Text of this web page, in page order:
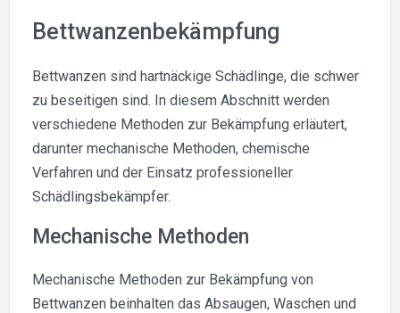
Bettwanzenbekämpfung
Bettwanzen sind hartnäckige Schädlinge, die schwer
zu beseitigen sind. In diesem Abschnitt werden
verschiedene Methoden zur Bekämpfung erläutert,
darunter mechanische Methoden, chemische
Verfahren und der Einsatz professioneller
Schädlingsbekämpfer.
Mechanische Methoden
Mechanische Methoden zur Bekämpfung von
Bettwanzen beinhalten das Absaugen, Waschen und